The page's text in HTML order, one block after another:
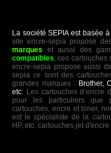
La société SEPIA est basée
site encre-sepia propose
marques et aussi des
compatibles, ces cartouches
encre-sepia propose aussi
sepia ce sont des
grandes marques : Brother,
etc. Les cartouches d’encre
pour les particuliers que
cartouches, encre et toner,
est le spécialiste de la
HP, etc. cartouches jet